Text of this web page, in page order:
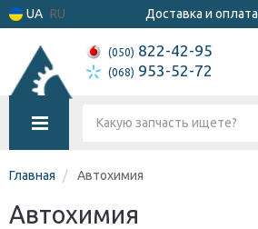
UA RU Доставка и оплата
(050) 822-42-95
(068) 953-52-72
Главная Автохимия
Автохимия